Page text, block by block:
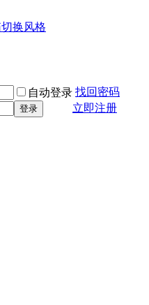
切换风格
自动登录 找回密码
登录
立即注册